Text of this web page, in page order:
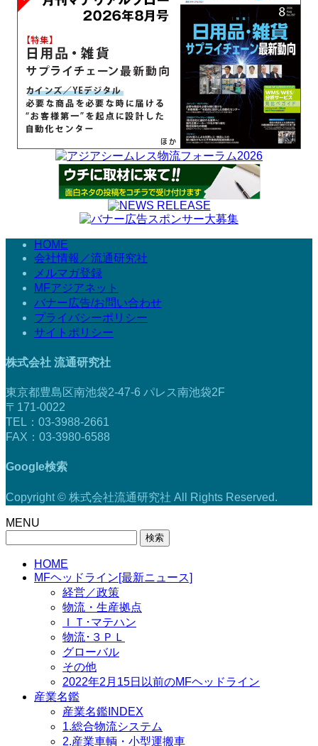
HOME
会社情報／流通研究社
メルマガ登録
MFアジアネット
バナー広告/お問い合わせ
プライバシーポリシー
サイトポリシー
株式会社 流通研究社
東京都豊島区南池袋2-47-6 パレス南池袋2F
〒171-0022
TEL：03-3988-2661
FAX：03-3980-6588
Google検索
Copyright © 株式会社流通研究社 All Rights Reserved.
MENU
HOME
MFヘッドライン[最新ニュース]
経営／政策
物流・生産拠点
ＩＴ･マテハン
物流･３ＰＬ
グローバル
その他
2022年2月15日以前のMFヘッドライン
産業名鑑
産業名鑑INDEX
1.総合物流システム
2.産業車輌・小型運搬車